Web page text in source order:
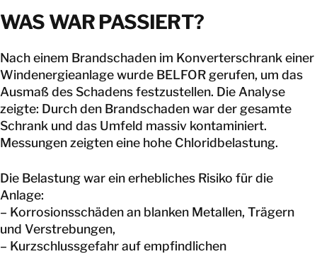
STANDORTE
KONTAKT
KONTAKT
WAS WAR PASSIERT?
Nach einem Brandschaden im Konverterschrank einer
Windenergieanlage wurde BELFOR gerufen, um das
Ausmaß des Schadens festzustellen. Die Analyse
zeigte: Durch den Brandschaden war der gesamte
Schrank und das Umfeld massiv kontaminiert.
Messungen zeigten eine hohe Chloridbelastung.
Die Belastung war ein erhebliches Risiko für die
Anlage:
– Korrosionsschäden an blanken Metallen, Trägern
und Verstrebungen,
– Kurzschlussgefahr auf empfindlichen